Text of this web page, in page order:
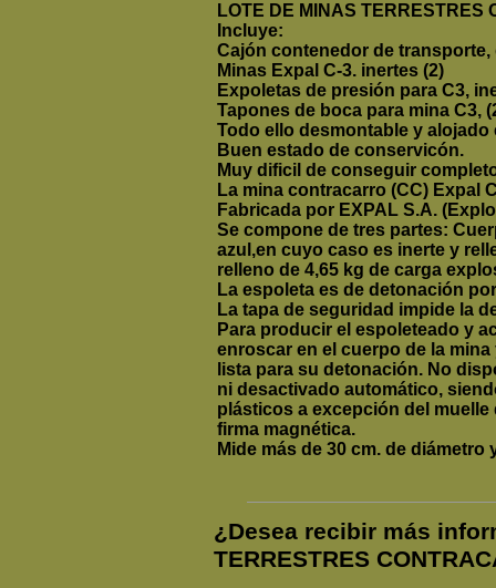
LOTE DE MINAS TERRESTRES
Incluye:
Cajón contenedor de
Minas Expal C-3. inertes (2)
Expoletas de presión para C3,
Tapones de boca para mina C3,
Todo ello desmontable y
Buen estado de conservicón.
Muy dificil de conseguir
La mina contracarro (CC) Expal
Fabricada por EXPAL S.A.
Se compone de tres partes:
azul,en cuyo caso es inerte y
relleno de 4,65 kg de carga
La espoleta es de detonación
La tapa de seguridad impide la
Para producir el espoleteado y
enroscar en el cuerpo de la
lista para su detonación. No
ni desactivado automático,
plásticos a excepción del muelle
firma magnética.
Mide más de 30 cm. de diámetro
¿Desea recibir más
TERRESTRES